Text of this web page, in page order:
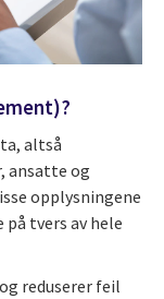
altså
ansatte og
opplysningene
tvers av hele
reduserer feil